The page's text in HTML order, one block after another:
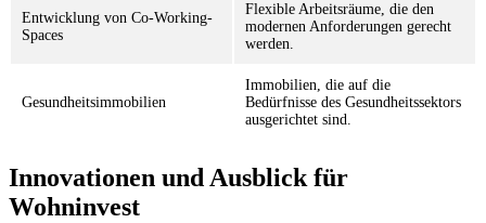
Entwicklung von Co-Working-
Spaces
Flexible Arbeitsräume, die den
modernen Anforderungen gerecht
werden.
Gesundheitsimmobilien
Immobilien, die auf die
Bedürfnisse des Gesundheitssektors
ausgerichtet sind.
Innovationen und Ausblick für
Wohninvest